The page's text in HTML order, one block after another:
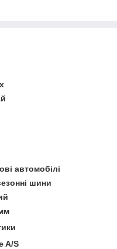
автомобілі
шини
A/S